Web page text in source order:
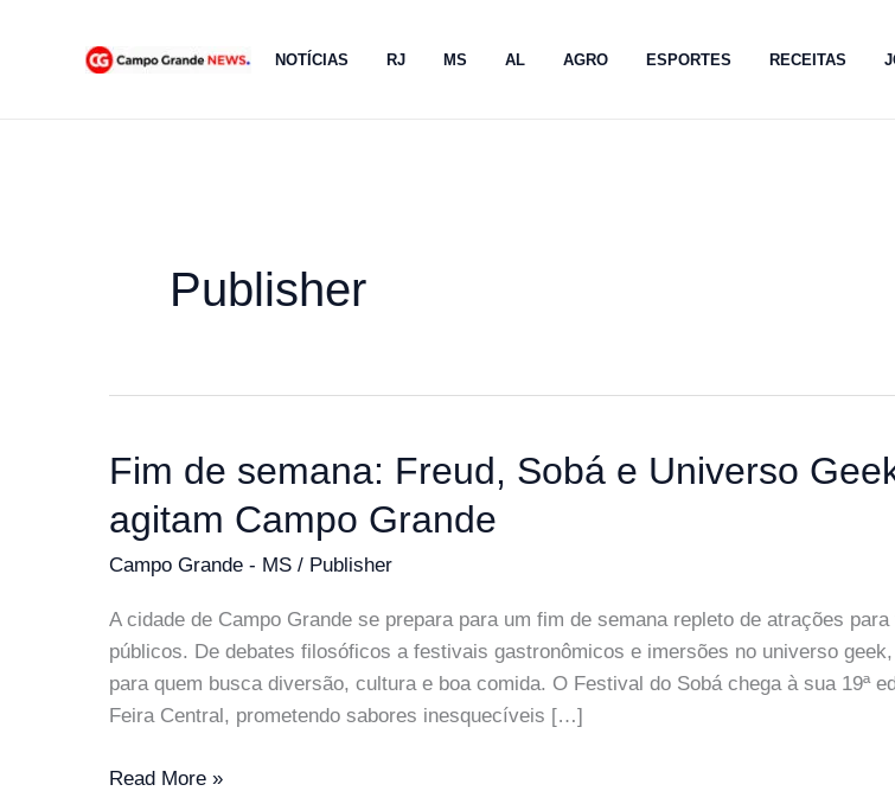
NOTÍCIAS RJ MS AL AGRO ESPORTES RECEITAS
Publisher
Fim de semana: Freud, Sobá e Universo
agitam Campo Grande
Campo Grande - MS / Publisher
A cidade de Campo Grande se prepara para um fim de semana repleto de atrações para
públicos. De debates filosóficos a festivais gastronômicos e imersões no universo
para quem busca diversão, cultura e boa comida. O Festival do Sobá chega à sua 19ª
Feira Central, prometendo sabores inesquecíveis […]
Fim
Read More »